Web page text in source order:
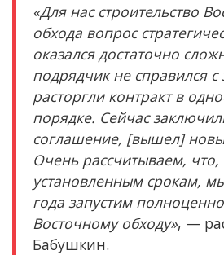
«Для нас строительство
обхода вопрос
оказался достаточно
подрядчик не справился
расторгли контракт в
порядке. Сейчас
соглашение, [вышел]
Очень рассчитываем, что,
установленным срокам,
года запустим
Восточному обходу», —
Бабушкин.